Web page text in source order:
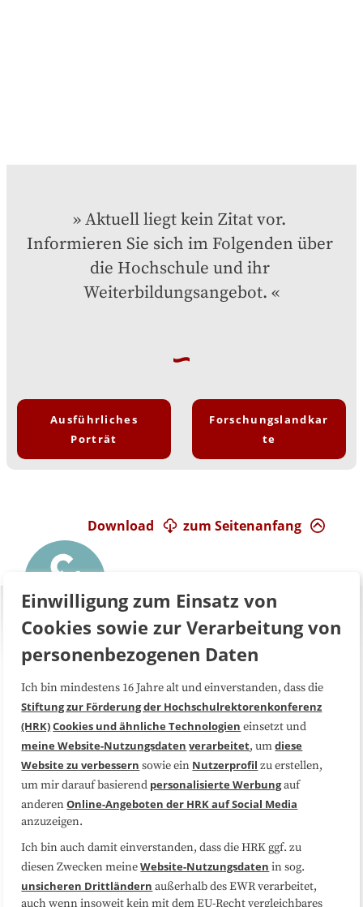
Aktuell liegt kein Zitat vor.
Informieren Sie sich im Folgenden über
die Hochschule und ihr
Weiterbildungsangebot.
Ausführliches
Porträt
Forschungslandkar
te
zum Seitenanfang
Download
Über uns FAQ
Medienarbeit Kooperationen
Datenschutzerklärung Impressum
Sitemap
Folgen Sie uns
Einwilligung zum Einsatz von
Cookies sowie zur Verarbeitung von
personenbezogenen Daten
Ich bin mindestens 16 Jahre alt und einverstanden, dass die
Stiftung zur Förderung der Hochschulrektorenkonferenz
(HRK)Cookies und ähnliche Technologien einsetzt und
meine Website-Nutzungsdaten verarbeitet, umdiese
Website zu verbessern sowie ein Nutzerprofil zu erstellen,
um mir darauf basierend personalisierte Werbungauf
anderenOnline-Angeboten der HRK auf Social Media
anzuzeigen.
Ich bin auch damit einverstanden, dass die HRK ggf. zu
diesen Zwecken meineWebsite-Nutzungsdaten in sog.
unsicheren Drittländern außerhalb des EWR verarbeitet,
auch wenn insoweit kein mit dem EU-Recht vergleichbares